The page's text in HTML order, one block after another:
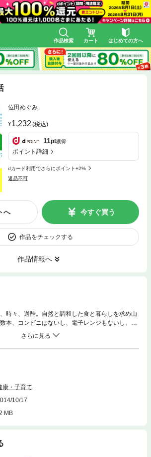
作品検索 カート はじめての方へ
位田めぐみ
1,232 (税込)
11pt獲得
ポイント詳細
dカード利用でさらにポイント+2%
返品不可
へ 今すぐ買う
作品をチェックする
作品情報へ
時々、過酷。自然と調和した食と暮らしを求め山
本、コンビニはないし、電子レンジもないし、お
し、畑で作物をつくりながら木とともに、人とと
ともに、自然からの恩恵をいただき、持続可能な
を目指して、夫と息子２人、ワンコ２匹と日々を
指したら、人生で一番大切なものが見えてくる。
康・子育て
10/17
MB